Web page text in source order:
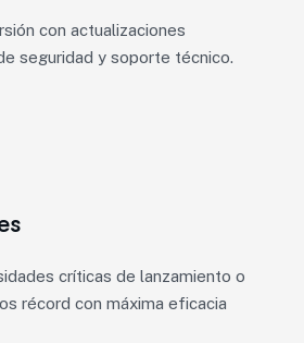
con actualizaciones
seguridad y soporte técnico.
críticas de lanzamiento o
récord con máxima eficacia